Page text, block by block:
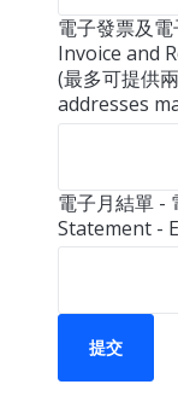
電子發票及
Invoice and
(最多可提供
addresses
電子月結單 -
Statement -